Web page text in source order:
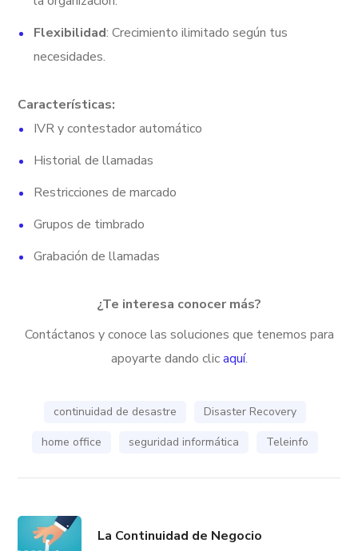
Flexibilidad: Crecimiento ilimitado según tus
necesidades.
Características:
IVR y contestador automático
Historial de llamadas
Restricciones de marcado
Grupos de timbrado
Grabación de llamadas
¿Te interesa conocer más?
Contáctanos y conoce las soluciones que tenemos para
apoyarte dando clicaquí.
continuidad de desastre
Disaster Recovery
home office
seguridad informática Teleinfo
La Continuidad de Negocio